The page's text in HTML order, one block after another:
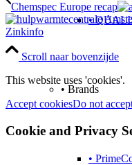
•
• Brands
•
Chemspec Europe recap
Zinkinfo
Scroll naar bovenzijde
This website uses 'cookies'.
Accept cookiesDo not
Cookie and Privacy